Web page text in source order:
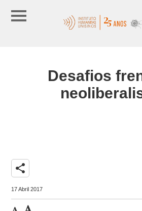
Desafios
share
17 Abril 2017